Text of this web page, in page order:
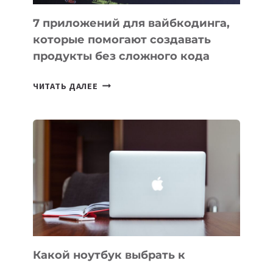
7 приложений для вайбкодинга,
которые помогают создавать
продукты без сложного кода
ЧИТАТЬ ДАЛЕЕ 7
ПОМОГАЮТ
СОЗДАВАТЬ
БЕЗ
СЛОЖНОГО
КОДА
Какой ноутбук выбрать к